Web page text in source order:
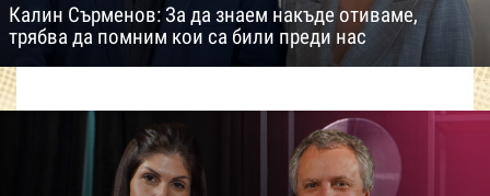
Калин Сърменов: За да знаем накъде отиваме,
трябва да помним кои са били преди нас